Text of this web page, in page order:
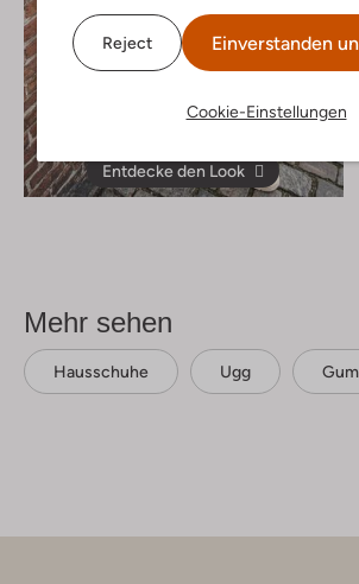
Reject Einverstanden
Cookie-Einstellungen
Entdecke den Look
Mehr sehen
Hausschuhe Ugg